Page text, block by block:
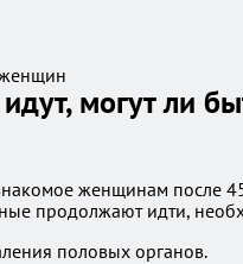
могут ли
женщинам после
продолжают идти,
половых органов.